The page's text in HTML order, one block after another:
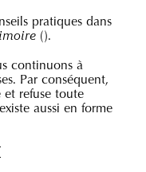
pratiques dans
().
continuons à
Par conséquent,
refuse toute
aussi en forme